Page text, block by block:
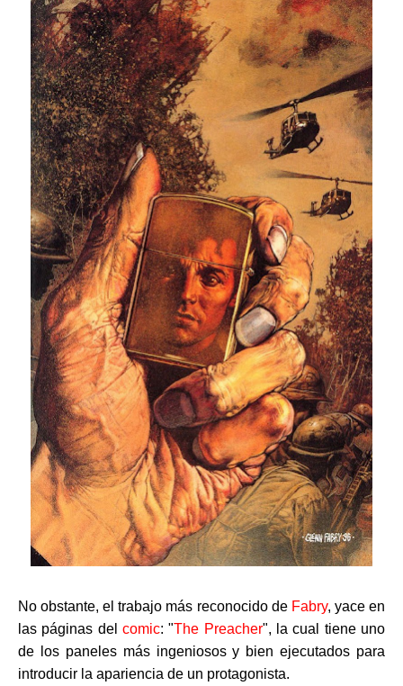
No obstante, el trabajo más reconocido de Fabry, yace en
las páginas del comic: "The Preacher", la cual tiene uno
de los paneles más ingeniosos y bien ejecutados para
introducir la apariencia de un protagonista.